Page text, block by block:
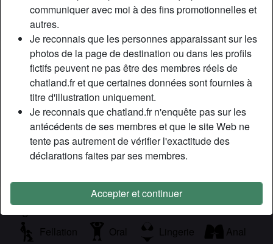
communiquer avec moi à des fins promotionnelles et
autres.
Je reconnais que les personnes apparaissant sur les
photos de la page de destination ou dans les profils
fictifs peuvent ne pas être des membres réels de
chatland.fr et que certaines données sont fournies à
titre d'illustration uniquement.
Je reconnais que chatland.fr n'enquête pas sur les
antécédents de ses membres et que le site Web ne
tente pas autrement de vérifier l'exactitude des
déclarations faites par ses membres.
Accepter et continuer
Couleur des yeux:
Brun
Poids:
Description
Coucou les mecs, je vous souhaite le bienvenue sur mon
profil. Je suis une belle sexy brune divorcée qui a très
envie de s’échapper dans les bras d’un homme tendre et
coquine lors d’un plan q gratuit .
Cherche
Tags
Fellation Oral Lingerie Anal